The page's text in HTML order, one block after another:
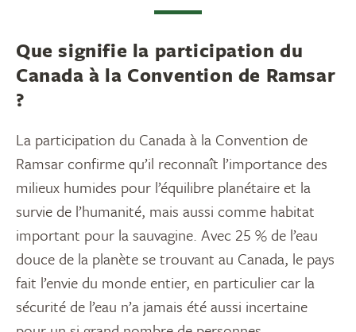
Que signifie la participation du
Canada à la Convention de Ramsar
?
La participation du Canada à la Convention de
Ramsar confirme qu’il reconnaît l’importance des
milieux humides pour l’équilibre planétaire et la
survie de l’humanité, mais aussi comme habitat
important pour la sauvagine. Avec 25 % de l’eau
douce de la planète se trouvant au Canada, le pays
fait l’envie du monde entier, en particulier car la
sécurité de l’eau n’a jamais été aussi incertaine